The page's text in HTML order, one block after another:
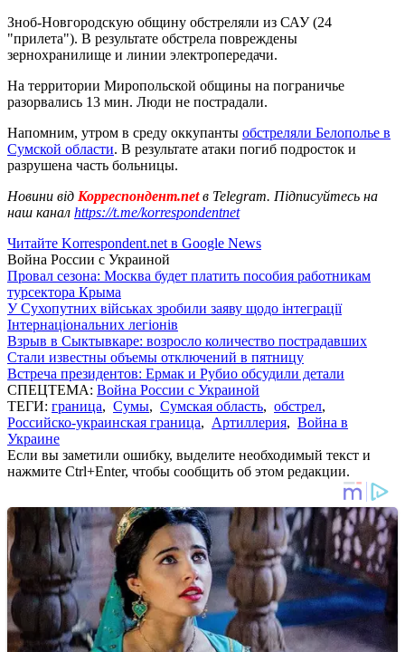
Зноб-Новгородскую общину обстреляли из САУ (24
"прилета"). В результате обстрела повреждены
зернохранилище и линии электропередачи.
На территории Миропольской общины на пограничье
разорвались 13 мин. Люди не пострадали.
Напомним, утром в среду оккупанты обстреляли Белополье в
Сумской области. В результате атаки погиб подросток и
разрушена часть больницы.
Новини від Корреспондент.netв Telegram. Підписуйтесь на
наш канал https://t.me/korrespondentnet
Читайте Korrespondent.net в Google News
Война России с Украиной
Провал сезона: Москва будет платить пособия работникам
турсектора Крыма
У Сухопутних військах зробили заяву щодо інтеграції
Інтернаціональних легіонів
Взрыв в Сыктывкаре: возросло количество пострадавших
Стали известны объемы отключений в пятницу
Встреча президентов: Ермак и Рубио обсудили детали
СПЕЦТЕМА: Война России с Украиной
ТЕГИ: граница, Сумы, Сумская область, обстрел,
Российско-украинская граница, Артиллерия, Война в
Украине
Если вы заметили ошибку, выделите необходимый текст и
нажмите Ctrl+Enter, чтобы сообщить об этом редакции.